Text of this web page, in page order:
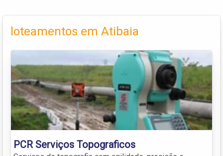
loteamentos em Atibaia
PCR Serviços Topograficos